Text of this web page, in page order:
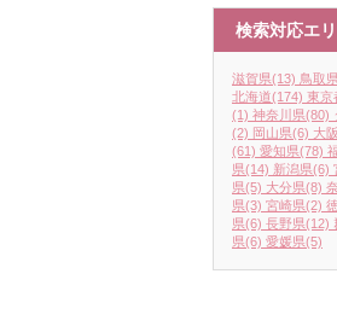
検索対応エ
滋賀県(13) 鳥取県
北海道(174) 東京
(1) 神奈川県(80)
(2) 岡山県(6) 大
(61) 愛知県(78)
県(14) 新潟県(6)
県(5) 大分県(8)
県(3) 宮崎県(2)
県(6) 長野県(12)
県(6) 愛媛県(5)